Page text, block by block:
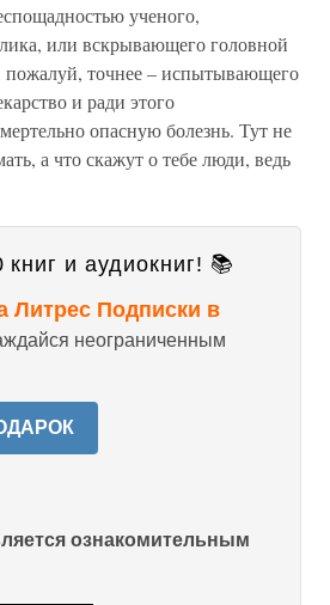
ученого,
или вскрывающего головной
пожалуй, точнее – испытывающего
и ради этого
опасную болезнь. Тут не
а что скажут о тебе люди, ведь
и аудиокниг! 📚
Литрес Подписки в
неограниченным
ознакомительным